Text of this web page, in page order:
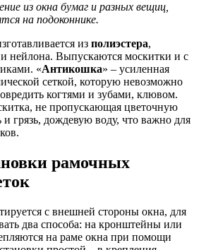
из окна бумаг и разных вещиц,
на подоконнике.
из полиэстера,
нейлона. Выпускаются москитки и с
«Антикошка» – усиленная
сеткой, которую невозможно
когтями и зубами, клювом.
не пропускающая цветочную
грязь, дождевую воду, что важно для
рамочных
с внешней стороны окна, для
два способа: на кронштейны или
на раме окна при помощи